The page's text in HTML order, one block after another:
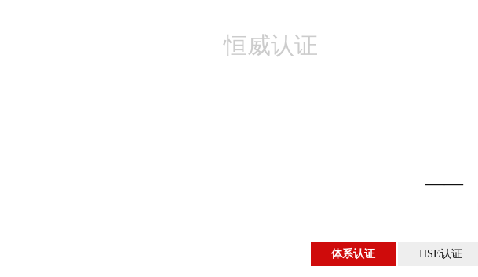
恒威认证
——
体系认证 HSE认证